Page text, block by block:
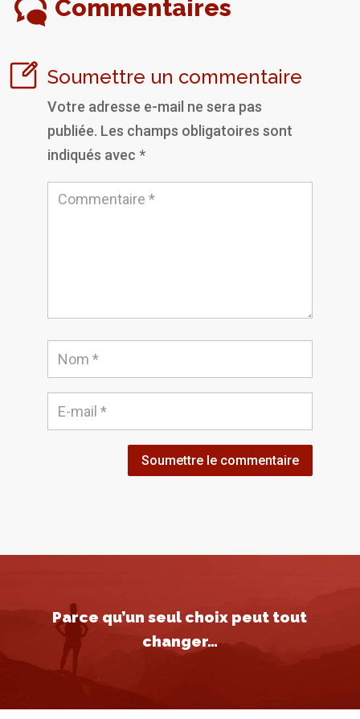
Commentaires
Soumettre un commentaire
Votre adresse e-mail ne sera pas
publiée. Les champs obligatoires sont
indiqués avec *
Soumettre le commentaire
Parce qu’un seul choix peut tout
changer…